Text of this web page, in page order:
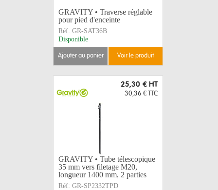
GRAVITY • Traverse réglable
pour pied d'enceinte
Réf: GR-SAT36B
Disponible
ajouter au panier voir le produit
25,30 € HT
30,36 € TTC
GRAVITY • Tube télescopique
35 mm vers filetage M20,
longueur 1400 mm, 2 parties
Réf: GR-SP2332TPD